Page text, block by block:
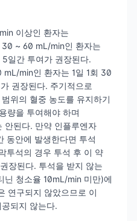
이상인 환자는
30 ~ 60 mL/min인 환자는
일간 투여가 권장된다.
min인 환자는 1일 1회 30
권장된다. 주기적으로
위의 혈중 농도를 유지하기
량을 투여해야 하며
안된다. 만약 인플루엔자
동안에 발생한다면 투석
투석의 경우 투석 후 이 약
장된다. 투석을 받지 않는
닌 청소율 10mL/min 미만)에
연구되지 않았으므로 이
되지 않는다.